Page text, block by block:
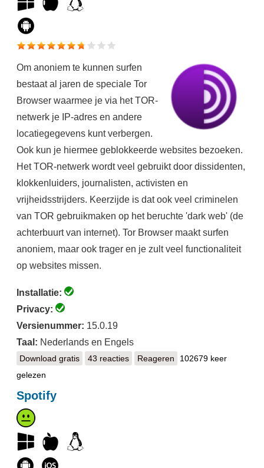
Om anoniem te kunnen surfen
bestaat al jaren de speciale Tor
Browser waarmee je via het TOR-
netwerk je IP-adres en andere
locatiegegevens kunt verbergen.
Ook kun je hiermee geblokkeerde websites bezoeken.
Het TOR-netwerk wordt veel gebruikt door dissidenten,
klokkenluiders, journalisten, activisten en
vrijheidsstrijders. Keerzijde is dat ook veel criminelen
van TOR gebruikmaken op het beruchte 'dark web' (de
achterbuurt van internet). Tor Browser maakt surfen
anoniem, maar ook trager en je zult veel functionaliteit
op websites missen.
Installatie:
Privacy:
Versienummer: 15.0.19
Taal: Nederlands en Engels
Download gratisTor Browser
43 reacties Reageren
102679 keer
gelezen
Spotify